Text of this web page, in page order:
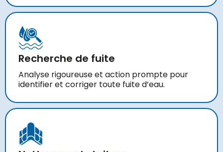
Recherche de fuite
Analyse rigoureuse et action prompte pour
identifier et corriger toute fuite d’eau.